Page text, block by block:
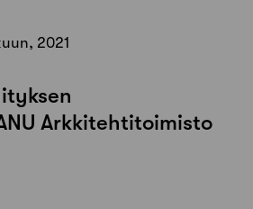
2021
Arkkitehtitoimisto